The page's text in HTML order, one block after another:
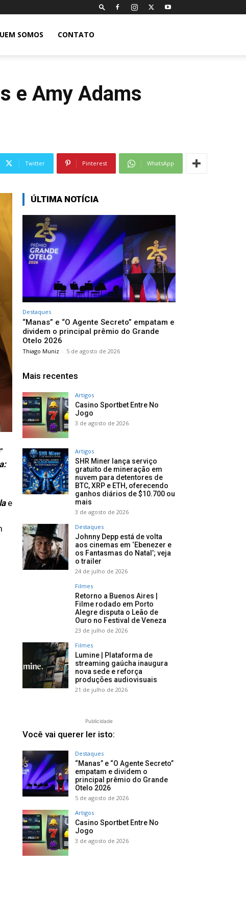
SOMOS CONTATO
e Amy Adams
Twitter Pinterest WhatsApp
e
ÚLTIMA NOTÍCIA
Destaques
“Manas” e “O Agente Secreto” empatam e
dividem o principal prêmio do Grande
Otelo 2026
Thiago Muniz - 5 de agosto de 2026
Mais recentes
Artigos
Casino Sportbet Entre No
Jogo
3 de agosto de 2026
Artigos
SHR Miner lança serviço
gratuito de mineração em
nuvem para detentores de
BTC, XRP e ETH, oferecendo
ganhos diários de $10.700 ou
mais
3 de agosto de 2026
Destaques
Johnny Depp está de volta
aos cinemas em ‘Ebenezer e
os Fantasmas do Natal’; veja
o trailer
24 de julho de 2026
Filmes
Retorno a Buenos Aires |
Filme rodado em Porto
Alegre disputa o Leão de
Ouro no Festival de Veneza
23 de julho de 2026
Filmes
Lumine | Plataforma de
streaming gaúcha inaugura
nova sede e reforça
produções audiovisuais
21 de julho de 2026
Publicidade
Você vai querer ler isto:
Destaques
“Manas” e “O Agente Secreto”
empatam e dividem o
principal prêmio do Grande
Otelo 2026
5 de agosto de 2026
Artigos
Casino Sportbet Entre No
Jogo
3 de agosto de 2026